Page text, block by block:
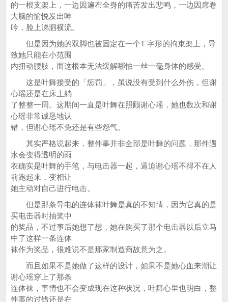
的一根支架上，一边因遍布全身的痛苦发出悲鸣，一边因席卷
大脑的愉悦发出呻
吟，脸上涕泗横流。
但是因为她的双脚也被固定在一个T 字形的拘束架上，导
致她只能在小范围
内扭动腰肢，而这根本无法缓解哪怕一丝一毫身体的感受。
这是叶舞接受的「惩罚」，虽说没有受到什么外伤，但谢
心瑶还是在床上躺
了整整一周。这期间一直是叶舞在照顾谢心瑶，她也数次和谢
心瑶非常诚恳地认
错，但谢心瑶不免还是有些怨气。
其实严格说起来，整件事并非全部是叶舞的问题，那件遇
水会变得透明的雨
衣确实是叶舞的手笔，与电击器一起，逼迫谢心瑶不得不在人
前跑起来，变相让
她主动对自己进行电击。
但是那条导电的连体袜叶舞是真的不知情，因为它真的是
买电击器时抽奖中
的奖品，不过事后她想了想，她在购买了那个电击器以后立马
中了这样一条连体
袜作为奖品，很难说不是那家制造商故意为之。
而且如果不是她做了这样的设计，如果不是她心血来潮让
谢心瑶穿上了那条
连体袜，事情也不会变成现在这种状况，叶舞心里也明白，整
件事的过错还是在